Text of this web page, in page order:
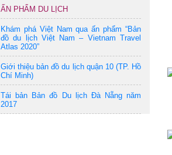
ẤN PHẨM DU LỊCH
Khám phá Việt Nam qua ấn phẩm “Bản
đồ du lịch Việt Nam – Vietnam Travel
Atlas 2020”
Giới thiệu bản đồ du lịch quận 10 (TP. Hồ
Chí Minh)
Tái bản Bản đồ Du lịch Đà Nẵng năm
2017